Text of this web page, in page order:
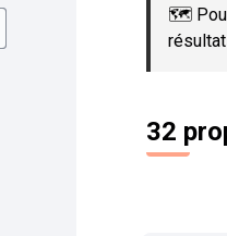
🗺️ Pour
32